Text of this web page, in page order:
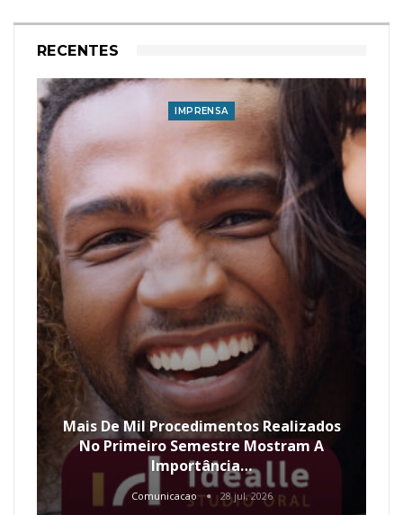
RECENTES
IMPRENSA
Mais De Mil Procedimentos Realizados
No Primeiro Semestre Mostram A
Importância…
Comunicacao 28 jul, 2026